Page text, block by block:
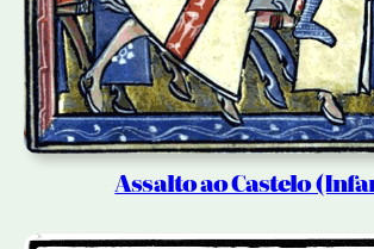
Assalto ao Castelo